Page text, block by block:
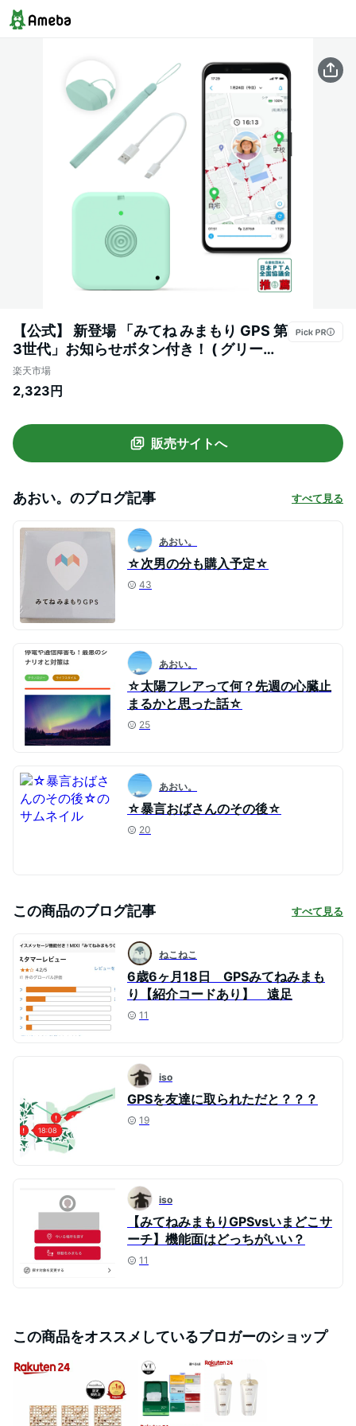
【公式】 新登場 「みてね みまもり GPS 第
3世代」お知らせボタン付き！ ( グリーン )
バッテリー 2000mAh 誤差補正システム
搭載 日本PTA全国協議会推薦商品 迷子防
楽天市場
2,323円
販売サイトへ
あおい。 のブログ記事 すべて見る
あおい。
☆次男の分も購入予定☆
43
あおい。
☆太陽フレアって何？先週の心臓止
まるかと思った話☆
25
あおい。
☆暴言おばさんのその後☆
20
この商品のブログ記事 すべて見る
ねこねこ
6歳6ヶ月18日 GPSみてねみまも
り【紹介コードあり】 遠足
11
iso
GPSを友達に取られただと？？？
19
iso
【みてねみまもりGPSvsいまどこサ
ーチ】機能面はどっちがいい？
11
この商品をオススメしているブロガーのショップ